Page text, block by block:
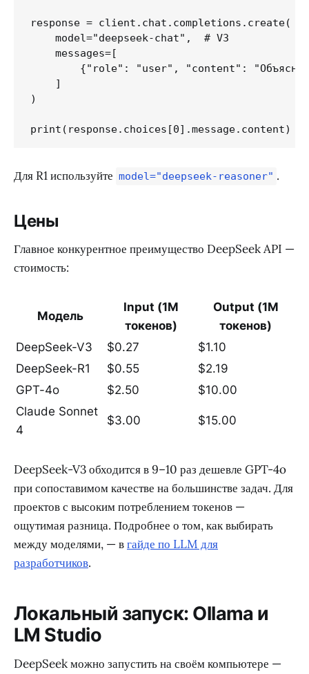
response = client.chat.completions.create(
    model="deepseek-chat",  # V3
    messages=[
{"role": "user", "content":
    ]
)
print(response.choices[0].message.content)
Для R1 используйте model="deepseek-reasoner" .
Цены
Главное конкурентное преимущество DeepSeek API —
стоимость:
Модель
Input (1M
токенов)
Output (1M
токенов)
DeepSeek-V3
$0.27
$1.10
DeepSeek-R1
$0.55
$2.19
GPT-4o
$2.50
$10.00
Claude Sonnet
4
$3.00 $15.00
DeepSeek-V3 обходится в 9–10 раз дешевле GPT-4o
при сопоставимом качестве на большинстве задач. Для
проектов с высоким потреблением токенов —
ощутимая разница. Подробнее о том, как выбирать
между моделями, — вгайде по LLM для
разработчиков.
Локальный запуск: Ollama и
LM Studio
DeepSeek можно запустить на своём компьютере —